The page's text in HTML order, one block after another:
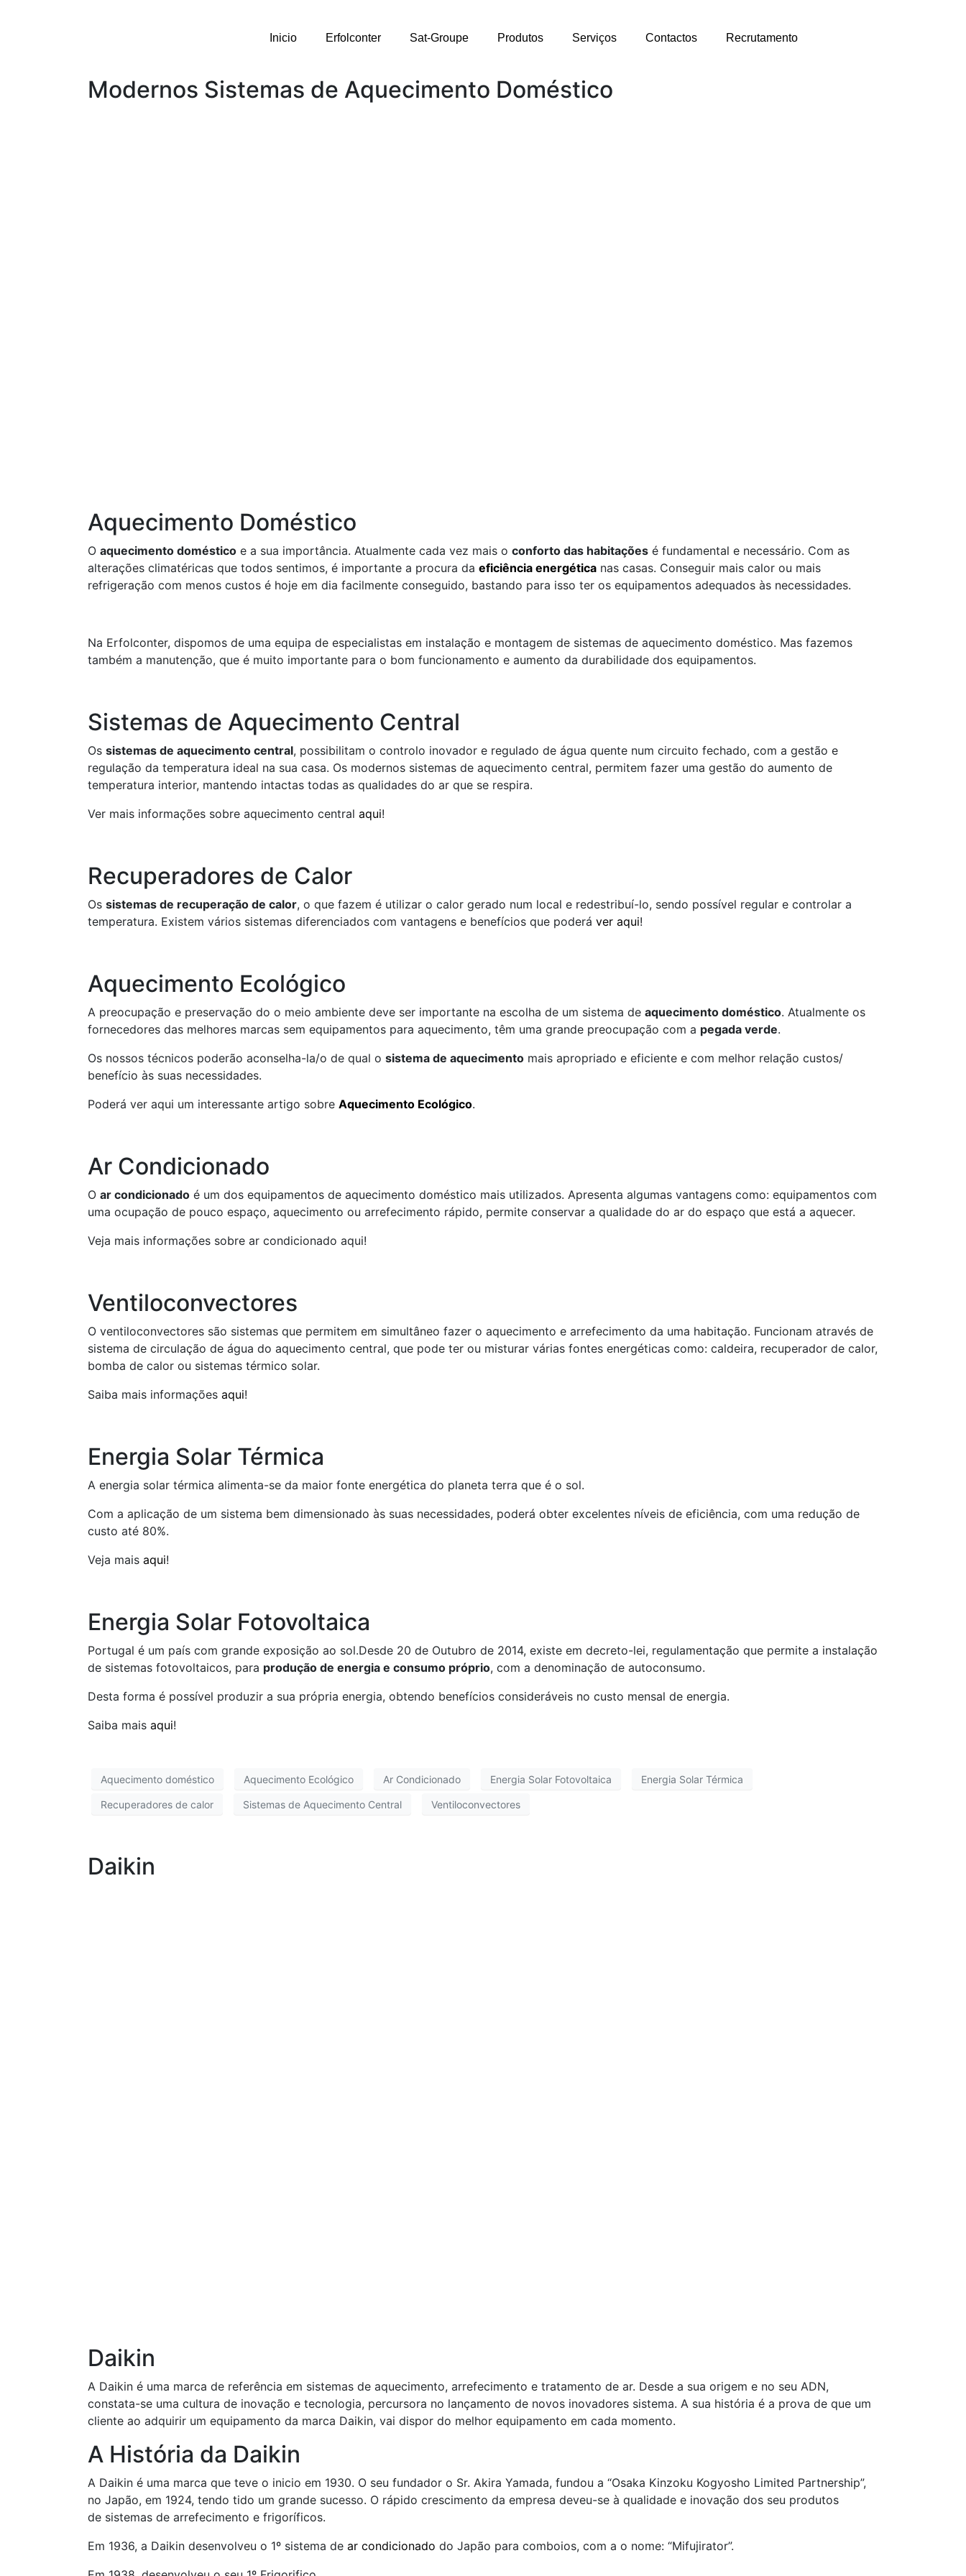
Inicio Erfolconter Sat-Groupe Produtos Serviços Contactos Recrutamento
Modernos Sistemas de Aquecimento Doméstico
Aquecimento Doméstico
O aquecimento doméstico e a sua importância. Atualmente cada vez mais o conforto das habitações é fundamental e necessário. Com as
alterações climatéricas que todos sentimos, é importante a procura da eficiência energética nas casas. Conseguir mais calor ou mais
refrigeração com menos custos é hoje em dia facilmente conseguido, bastando para isso ter os equipamentos adequados às necessidades.
Na Erfolconter, dispomos de uma equipa de especialistas em instalação e montagem de sistemas de aquecimento doméstico. Mas fazemos
também a manutenção, que é muito importante para o bom funcionamento e aumento da durabilidade dos equipamentos.
Sistemas de Aquecimento Central
Os sistemas de aquecimento central, possibilitam o controlo inovador e regulado de água quente num circuito fechado, com a gestão e
regulação da temperatura ideal na sua casa. Os modernos sistemas de aquecimento central, permitem fazer uma gestão do aumento de
temperatura interior, mantendo intactas todas as qualidades do ar que se respira.
Ver mais informações sobre aquecimento central aqui!
Recuperadores de Calor
Os sistemas de recuperação de calor, o que fazem é utilizar o calor gerado num local e redestribuí-lo, sendo possível regular e controlar a
temperatura. Existem vários sistemas diferenciados com vantagens e benefícios que poderá ver aqui!
Aquecimento Ecológico
A preocupação e preservação do o meio ambiente deve ser importante na escolha de um sistema de aquecimento doméstico. Atualmente os
fornecedores das melhores marcas sem equipamentos para aquecimento, têm uma grande preocupação com a pegada verde.
Os nossos técnicos poderão aconselha-la/o de qual o sistema de aquecimento mais apropriado e eficiente e com melhor relação custos/
benefício às suas necessidades.
Poderá ver aqui um interessante artigo sobre Aquecimento Ecológico.
Ar Condicionado
O ar condicionado é um dos equipamentos de aquecimento doméstico mais utilizados. Apresenta algumas vantagens como: equipamentos com
uma ocupação de pouco espaço, aquecimento ou arrefecimento rápido, permite conservar a qualidade do ar do espaço que está a aquecer.
Veja mais informações sobre ar condicionado aqui!
Ventiloconvectores
O ventiloconvectores são sistemas que permitem em simultâneo fazer o aquecimento e arrefecimento da uma habitação. Funcionam através de
sistema de circulação de água do aquecimento central, que pode ter ou misturar várias fontes energéticas como: caldeira, recuperador de calor,
bomba de calor ou sistemas térmico solar.
Saiba mais informações aqui!
Energia Solar Térmica
A energia solar térmica alimenta-se da maior fonte energética do planeta terra que é o sol.
Com a aplicação de um sistema bem dimensionado às suas necessidades, poderá obter excelentes níveis de eficiência, com uma redução de
custo até 80%.
Veja mais aqui!
Energia Solar Fotovoltaica
Portugal é um país com grande exposição ao sol.Desde 20 de Outubro de 2014, existe em decreto-lei, regulamentação que permite a instalação
de sistemas fotovoltaicos, para produção de energia e consumo próprio, com a denominação de autoconsumo.
Desta forma é possível produzir a sua própria energia, obtendo benefícios consideráveis no custo mensal de energia.
Saiba mais aqui!
Aquecimento doméstico Aquecimento Ecológico Ar Condicionado Energia Solar Fotovoltaica Energia Solar Térmica
Recuperadores de calor Sistemas de Aquecimento Central Ventiloconvectores
Daikin
Daikin
A Daikin é uma marca de referência em sistemas de aquecimento, arrefecimento e tratamento de ar. Desde a sua origem e no seu ADN,
constata-se uma cultura de inovação e tecnologia, percursora no lançamento de novos inovadores sistema. A sua história é a prova de que um
cliente ao adquirir um equipamento da marca Daikin, vai dispor do melhor equipamento em cada momento.
A História da Daikin
A Daikin é uma marca que teve o inicio em 1930. O seu fundador o Sr. Akira Yamada, fundou a “Osaka Kinzoku Kogyosho Limited Partnership”,
no Japão, em 1924, tendo tido um grande sucesso. O rápido crescimento da empresa deveu-se à qualidade e inovação dos seu produtos
de sistemas de arrefecimento e frigoríficos.
Em 1936, a Daikin desenvolveu o 1º sistema de ar condicionado do Japão para comboios, com a o nome: “Mifujirator”.